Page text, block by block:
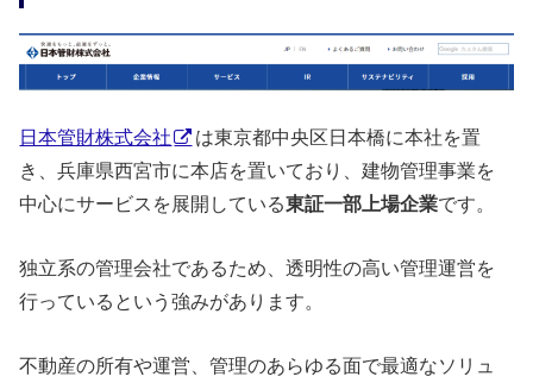
日本管財株式会社
は東京都中央区日本橋に本社を置
き、兵庫県西宮市に本店を置いており、建物管理事業を
中心にサービスを展開している東証一部上場企業です。
独立系の管理会社であるため、透明性の高い管理運営を
行っているという強みがあります。
不動産の所有や運営、管理のあらゆる面で最適なソリュ